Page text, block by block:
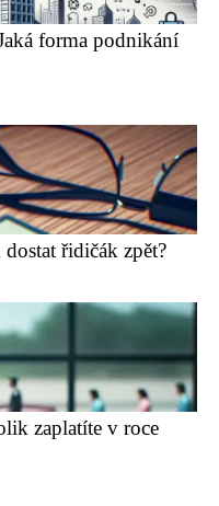
forma podnikání
řidičák zpět?
zaplatíte v roce